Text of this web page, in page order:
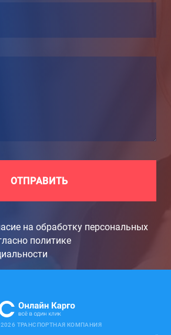
ОТПРАВИТЬ
на обработку персональных
политике
2026 ТРАНСПОРТНАЯ КОМПАНИЯ